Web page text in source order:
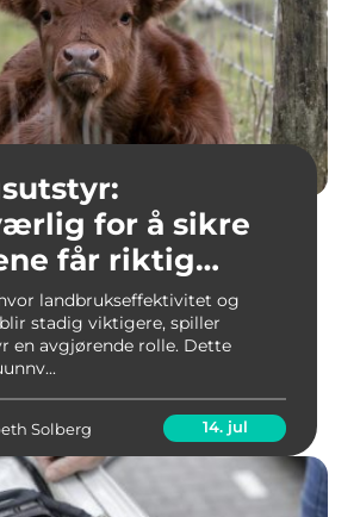
for å sikre
får riktig
og kvalitet av
landbrukseffektivitet og
stadig viktigere, spiller
en avgjørende rolle. Dette
Solberg 14. jul